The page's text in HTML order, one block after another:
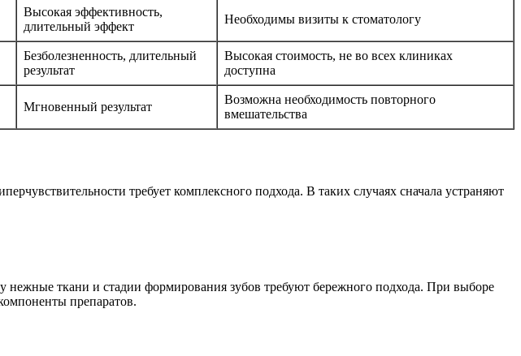
Высокая эффективность,
длительный эффект
Необходимы визиты к стоматологу
Безболезненность, длительный
результат
Высокая стоимость, не во всех клиниках
доступна
Мгновенный результат
Возможна необходимость повторного
вмешательства
требует комплексного подхода. В таких случаях сначала устраняют
нежные ткани и стадии формирования зубов требуют бережного подхода. При выборе
препаратов.